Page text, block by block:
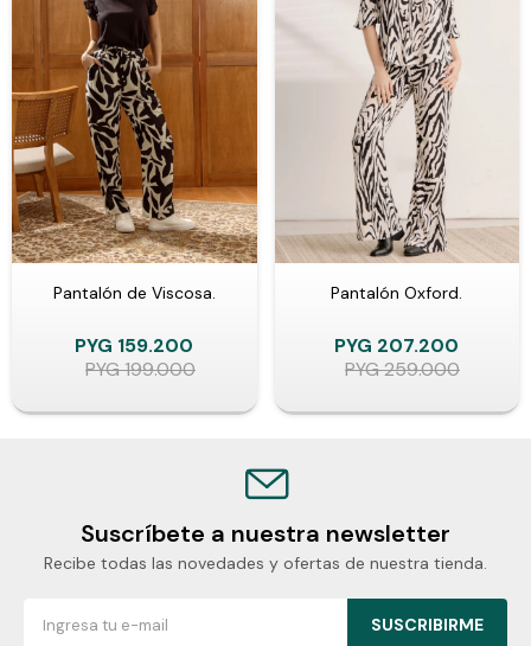
Pantalón de Viscosa.
PYG 159.200
PYG199.000
Pantalón Oxford.
PYG 207.200
PYG259.000
Suscríbete a nuestra newsletter
Recibe todas las novedades y ofertas de nuestra tienda.
SUSCRIBIRME